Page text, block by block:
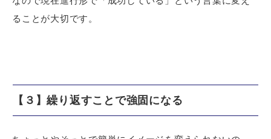
ることが大切です。
【３】繰り返すことで強固になる